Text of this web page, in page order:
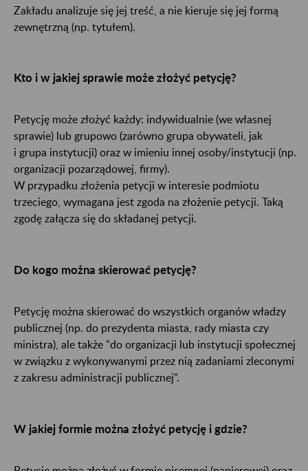
Zakładu analizuje się jej treść, a nie kieruje się jej formą
zewnętrzną (np. tytułem).
Kto i w jakiej sprawie może złożyć petycję?
Petycję może złożyć każdy: indywidualnie (we własnej
sprawie) lub grupowo (zarówno grupa obywateli, jak
i grupa instytucji) oraz w imieniu innej osoby/instytucji (np.
organizacji pozarządowej, firmy).
W przypadku złożenia petycji w interesie podmiotu
trzeciego, wymagana jest zgoda na złożenie petycji. Taką
zgodę załącza się do składanej petycji.
Do kogo można skierować petycję?
Petycję można skierować do wszystkich organów władzy
publicznej (np. do prezydenta miasta, rady miasta czy
ministra), ale także "do organizacji lub instytucji społecznej
w związku z wykonywanymi przez nią zadaniami zleconymi
z zakresu administracji publicznej".
W jakiej formie można złożyć petycję i gdzie?